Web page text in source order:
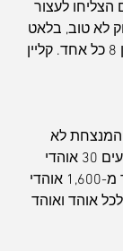
לעצור
במשחק לא טוב, בלאט
(7 אס') קלע 9, וולדן וקולמן 8 כל אחד. קליין
המנצחת לא
הייתה מוטלת בספק, ביציעים 30 אוהדי
חולוניה נשמעו הרבה יותר מ-1,600 אוהדי
אוהד ואוהד